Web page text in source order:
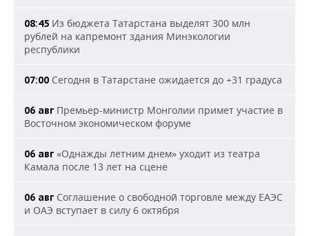
08:45 Из бюджета Татарстана выделят 300 млн
рублей на капремонт здания Минэкологии
республики
07:00 Сегодня в Татарстане ожидается до +31 градуса
06 авг Премьер-министр Монголии примет участие в
Восточном экономическом форуме
06 авг «Однажды летним днем» уходит из театра
Камала после 13 лет на сцене
06 авг Соглашение о свободной торговле между ЕАЭС
и ОАЭ вступает в силу 6 октября